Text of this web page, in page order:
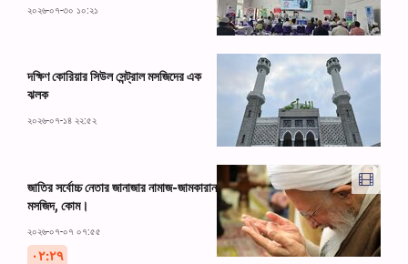
২০২৬-০৭-৩০ ১০:২১
দক্ষিণ কোরিয়ার সিউল সেন্ট্রাল মসজিদের এক
ঝলক
২০২৬-০৭-১৪ ২২:৫২
জাতির সর্বোচ্চ নেতার জানাজার নামাজ-জামকারান
মসজিদ, কোম।
২০২৬-০৭-০৭ ০৭:৫৫
۰۲:۲۹